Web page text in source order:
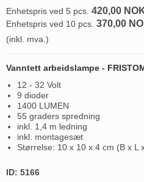
Enhetspris ved 5 pcs. 420,00
Enhetspris ved 10 pcs. 370,00
(inkl. mva.)
Vanntett arbeidslampe -
12 - 32 Volt
9 dioder
1400 LUMEN
55 graders spredning
inkl. 1,4 m ledning
inkl. montagesæt
Størrelse: 10 x 10 x 4 cm (B x L
ID: 5166